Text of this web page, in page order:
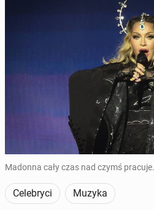
Madonna cały czas nad czymś
Celebryci Muzyka